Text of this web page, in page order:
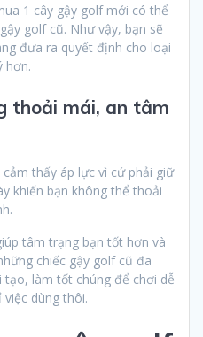
1 cây gậy golf mới có thể
golf cũ. Như vậy, bạn sẽ
đưa ra quyết định cho loại
hơn.
thoải mái, an tâm
thấy áp lực vì cứ phải giữ
khiến bạn không thể thoải
tâm trạng bạn tốt hơn và
chiếc gậy golf cũ đã
làm tốt chúng để chơi dễ
việc dùng thôi.